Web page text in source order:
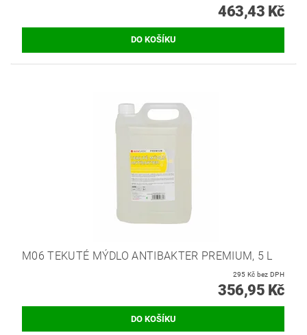
463,43 Kč
M06 TEKUTÉ MÝDLO ANTIBAKTER PREMIUM, 5 L
295 Kč bez DPH
356,95 Kč